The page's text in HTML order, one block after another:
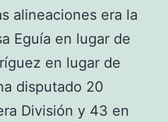
alineaciones era la
Eguía en lugar de
en lugar de
disputado 20
División y 43 en